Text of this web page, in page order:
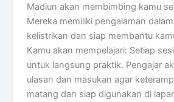
Madiun akan membimbing kamu
Mereka memiliki pengalaman
kelistrikan dan siap membantu
Kamu akan mempelajari: Setiap
untuk langsung praktik. Pengajar
ulasan dan masukan agar
matang dan siap digunakan di